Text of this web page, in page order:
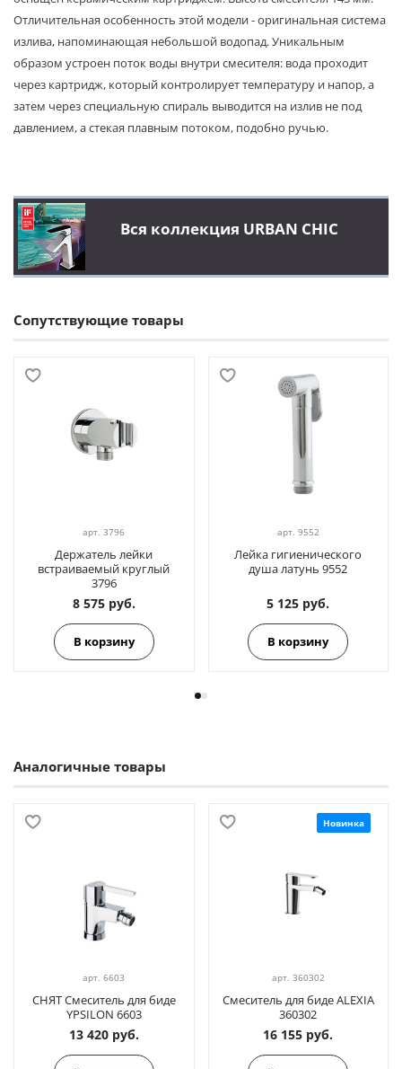
Вся коллекция URBAN CHIC
Отличительная особенность этой модели - оригинальная система
излива, напоминающая небольшой водопад. Уникальным
образом устроен поток воды внутри смесителя: вода проходит
через картридж, который контролирует температуру и напор, а
затем через специальную спираль выводится на излив не под
давлением, а стекая плавным потоком, подобно ручью.
Сопутствующие товары
арт.3796
Держатель лейки
встраиваемый круглый
3796
8 575 руб.
В корзину
арт. 9552
Лейка гигиенического
душа латунь 9552
5 125 руб.
В корзину
Аналогичные товары
арт.6603
СНЯТ Смеситель для биде
YPSILON 6603
13 420 руб.
Новинка
арт. 360302
Смеситель для биде ALEXIA
360302
16 155 руб.